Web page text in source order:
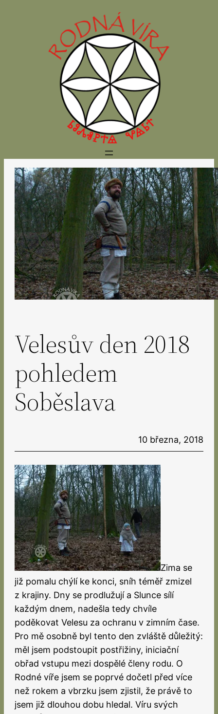
Velesův den 2018
pohledem
Soběslava
10 března, 2018
Zima se
již pomalu chýlí ke konci, sníh téměř zmizel
z krajiny. Dny se prodlužují a Slunce sílí
každým dnem, nadešla tedy chvíle
poděkovat Velesu za ochranu v zimním čase.
Pro mě osobně byl tento den zvláště důležitý:
měl jsem podstoupit postřižiny, iniciační
obřad vstupu mezi dospělé členy rodu. O
Rodné víře jsem se poprvé dočetl před více
než rokem a vbrzku jsem zjistil, že právě to
jsem již dlouhou dobu hledal. Víru svých